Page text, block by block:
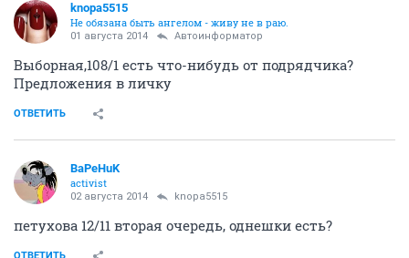
knopa5515
Не обязана быть ангелом - живу не в раю.
01 августа 2014 Автоинформатор
Выборная,108/1 есть что-нибудь от подрядчика?
Предложения в личку
ОТВЕТИТЬ
BaPeHuK
activist
02 августа 2014 knopa5515
петухова 12/11 вторая очередь, однешки есть?